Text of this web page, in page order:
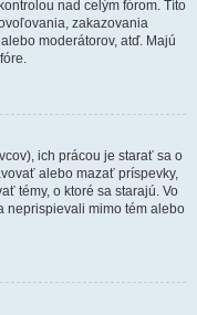
nad celým fórom. Títo
zakazovania
moderátorov, atď. Majú
ich prácou je starať sa o
alebo mazať príspevky,
témy, o ktoré sa starajú. Vo
neprispievali mimo tém alebo